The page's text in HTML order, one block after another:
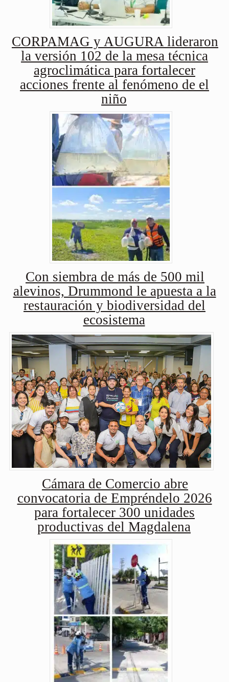
CORPAMAG y AUGURA lideraron
la versión 102 de la mesa técnica
agroclimática para fortalecer
acciones frente al fenómeno de el
niño
Con siembra de más de 500 mil
alevinos, Drummond le apuesta a la
restauración y biodiversidad del
ecosistema
Cámara de Comercio abre
convocatoria de Empréndelo 2026
para fortalecer 300 unidades
productivas del Magdalena